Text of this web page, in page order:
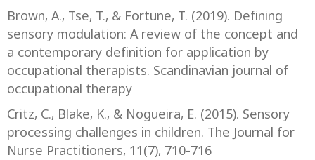
Brown, A., Tse, T., & Fortune, T. (2019). Defining
sensory modulation: A review of the concept and
a contemporary definition for application by
occupational therapists. Scandinavian journal of
occupational therapy
Critz, C., Blake, K., & Nogueira, E. (2015). Sensory
processing challenges in children. The Journal for
Nurse Practitioners, 11(7), 710-716